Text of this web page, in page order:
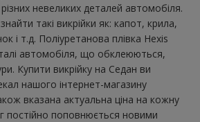
невеликих деталей автомобіля.
такі викрійки як: капот, крила,
і т.д. Поліуретанова плівка Hexis
автомобіля, що обклеюються,
Купити викрійку на Седан ви
нашого інтернет-магазину
вказана актуальна ціна на кожну
постійно поповнюється новими